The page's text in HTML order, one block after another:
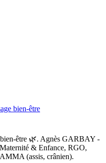
bien-être
être 🌿. Agnès GARBAY -
& Enfance, RGO,
(assis, crânien).